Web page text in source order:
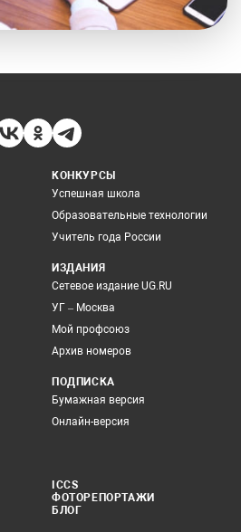
КОНКУРСЫ
Успешная школа
Образовательные технологии
Учитель года России
ИЗДАНИЯ
Сетевое издание UG.RU
УГ – Москва
Мой профсоюз
Архив номеров
ПОДПИСКА
Бумажная версия
Онлайн-версия
ICCS
ФОТОРЕПОРТАЖИ
БЛОГ